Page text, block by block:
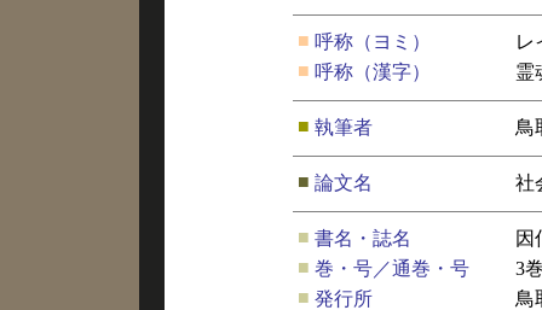
■ 呼称（ヨミ）
レ
■ 呼称（漢字） 霊
■ 執筆者 鳥
■ 論文名 社
■ 書名・誌名
因
■ 巻・号／通巻・号
3
■ 発行所
鳥